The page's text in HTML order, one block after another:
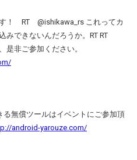
！ RT @ishikawa_rs これってカ
みできないんだろうか。RT RT
是非ご参加ください。
無償ツールはイベントにご参加頂
android-yarouze.com/